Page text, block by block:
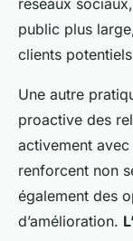
public plus
clients
Une autre
proactive des
activement
renforcent non
également des
d’amélioration.